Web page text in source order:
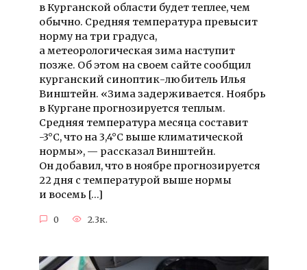
в Курганской области будет теплее, чем
обычно. Средняя температура превысит
норму на три градуса,
а метеорологическая зима наступит
позже. Об этом на своем сайте сообщил
курганский синоптик-любитель Илья
Винштейн. «Зима задерживается. Ноябрь
в Кургане прогнозируется теплым.
Средняя температура месяца составит
-3°C, что на 3,4°C выше климатической
нормы», — рассказал Винштейн.
Он добавил, что в ноябре прогнозируется
22 дня с температурой выше нормы
и восемь […]
0 2.3к.